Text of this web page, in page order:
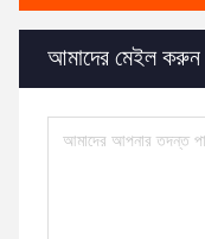
আমাদের মেইল ​​করুন